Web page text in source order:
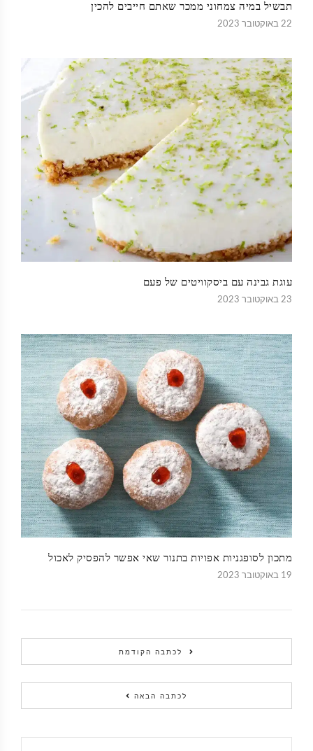
תבשיל במיה צמחוני ממכר שאתם חייבים להכין
22 באוקטובר 2023
עוגת גבינה עם ביסקוויטים של פעם
23 באוקטובר 2023
מתכון לסופגניות אפויות בתנור שאי אפשר להפסיק לאכול
19 באוקטובר 2023
לכתבה הקודמת
לכתבה הבאה